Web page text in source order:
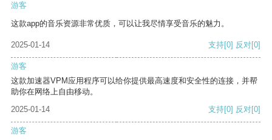
游客
这款app的音乐资源非常优质，可以让我尽情享受音乐的魅力。
2025-01-14 支持[0] 反对[0]
游客
这款加速器VPM应用程序可以给你提供最高速度和安全性的连接，并帮
助你在网络上自由移动。
2025-01-14
支持[0] 反对[0]
游客